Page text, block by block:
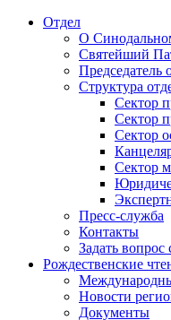
Отдел
О
Святейший
Председатель
Структура
Сектор
Сектор
Сектор
Сектор
Пресс-служба
Контакты
Задать
Рождественские
Новости
Документы